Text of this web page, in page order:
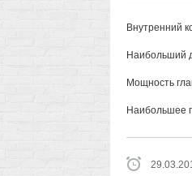
Внутренний
Наибольший
Мощность
Наибольшее